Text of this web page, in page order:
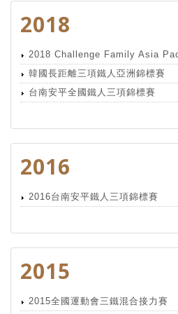
2018
2018 Challenge Family Asia
韓國長距離三項鐵人亞洲錦標賽
台南安平全國鐵人三項錦標賽
2016
2016台南安平鐵人三項錦標賽
2015
2015全國運動會三鐵混合接力賽